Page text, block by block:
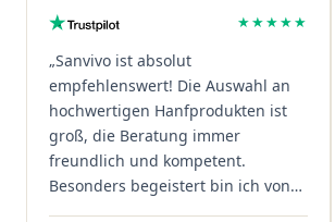
★★★★★
„Sanvivo ist absolut
empfehlenswert! Die Auswahl an
hochwertigen Hanfprodukten ist
groß, die Beratung immer
freundlich und kompetent.
Besonders begeistert bin ich von
der schnellen Rezeptannahme –